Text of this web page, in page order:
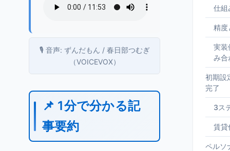
🎙️ 音声: ずんだもん / 春日部つむぎ
（VOICEVOX）
📌 1分で分かる記
事要約
仕組
精度
実装
み合
初期設
完了
3ス
賃貸
ペルソ